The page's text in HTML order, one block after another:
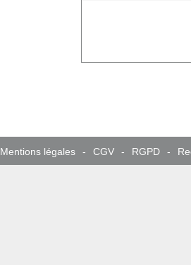
Mentions légales - CGV - RGPD -